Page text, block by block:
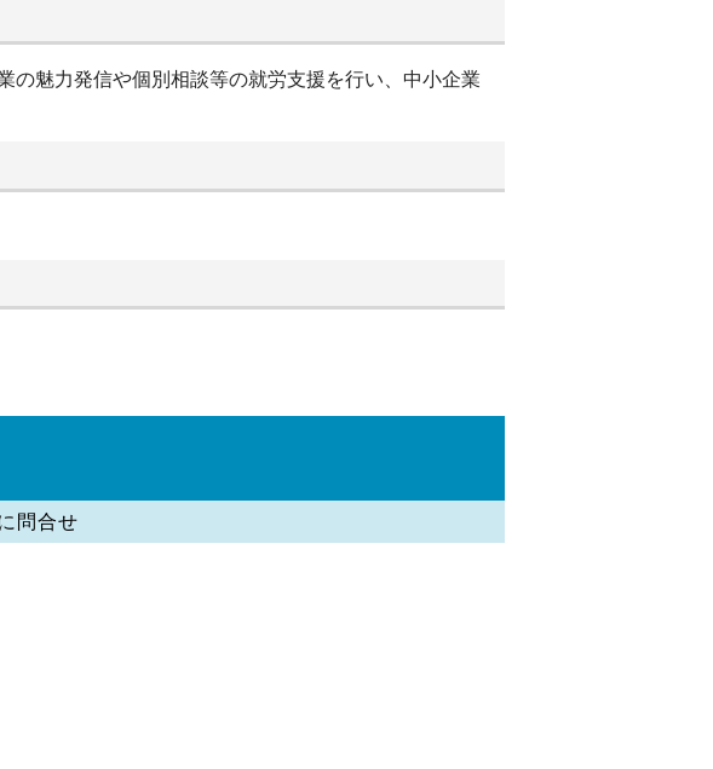
の魅力発信や個別相談等の就労支援を行い、中小企業
問合せ